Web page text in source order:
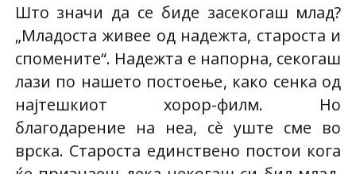
Што значи да се биде засекогаш млад?
„Младоста живее од надежта, староста и
спомените“. Надежта е напорна, секогаш
лази по нашето постоење, како сенка од
најтешкиот хорор-филм. Но
благодарение на неа, сè уште сме во
врска. Староста единствено постои кога